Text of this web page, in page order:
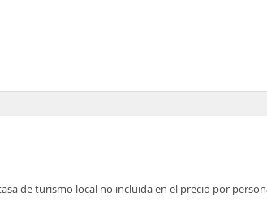
de turismo local no incluida en el precio por